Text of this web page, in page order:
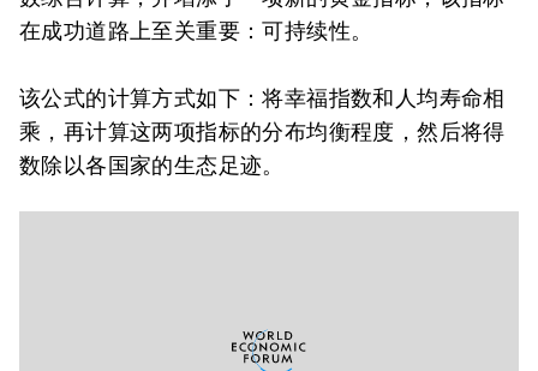
在成功道路上至关重要：可持续性。
该公式的计算方式如下：将幸福指数和人均寿命相
乘，再计算这两项指标的分布均衡程度，然后将得
数除以各国家的生态足迹。